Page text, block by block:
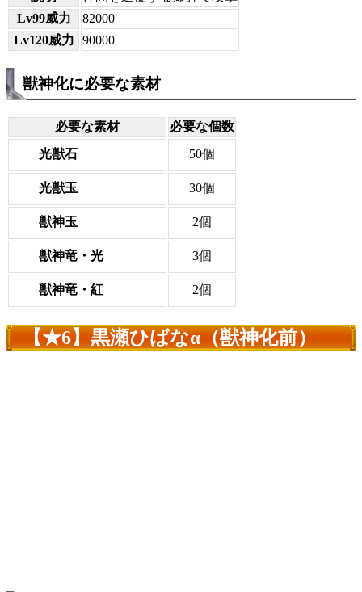
Lv99威力
82000
Lv120威力
90000
獣神化に必要な素材
必要な素材
必要な個数
光獣石
50個
光獣玉 30個
獣神玉 2個
獣神竜・光 3個
獣神竜・紅 2個
【★6】黒瀬ひばなα（獣神化前）